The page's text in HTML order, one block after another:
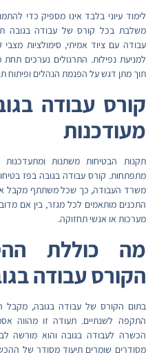
לימוד עיוני בלבד אינו מספיק כדי
משלבת בכל קורס של עבודה בגובה
עבודה עם ציוד אמיתי, סימולציות
למניעת נפילות. התרגולים נערכים
תוך מתן דגש על הפנמת הנהלים
קורס עבודה
מעודכנות
תקנות הבטיחות משתנות ומתעדכנות
מתפתחות. קורס עבודה בגובה בפז
משרד העבודה, כך שכל משתתף מקבל את
התכנים מותאמים לכל מגזר, בין אם
מערכות או אנשי תחזוקה.
מה כוללת
הקורס עבודה
בתום הקורס של עבודה בגובה,
התקפה לשנתיים. תעודה זו מהווה
הכשרה לעבודה בגובה והוא מורשה
מסודרים שומרים תיעוד מסודר של